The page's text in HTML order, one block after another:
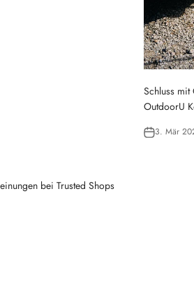
Schluss
OutdoorU
3. Mär
bei Trusted Shops